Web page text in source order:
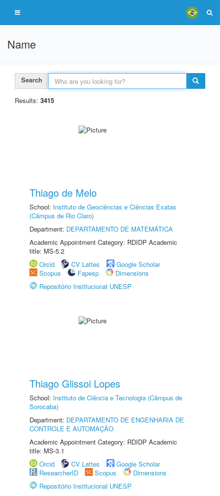
Name
Search
Results: 3415
Thiago de Melo
School: Instituto de Geociências e Ciências Exatas
(Câmpus de Rio Claro)
Department: DEPARTAMENTO DE MATEMÁTICA
Academic Appointment Category: RDIDP Academic
title: MS-5.2
Orcid
CV Lattes
Google Scholar
Scopus
Fapesp
Dimensions
Repositório Institucional UNESP
Thiago Glissoi Lopes
School: Instituto de Ciência e Tecnologia (Câmpus de
Sorocaba)
Department: DEPARTAMENTO DE ENGENHARIA DE
CONTROLE E AUTOMAÇÃO
Academic Appointment Category: RDIDP Academic
title: MS-3.1
Orcid
CV Lattes
Google Scholar
ResearcherID
Scopus
Dimensions
Repositório Institucional UNESP